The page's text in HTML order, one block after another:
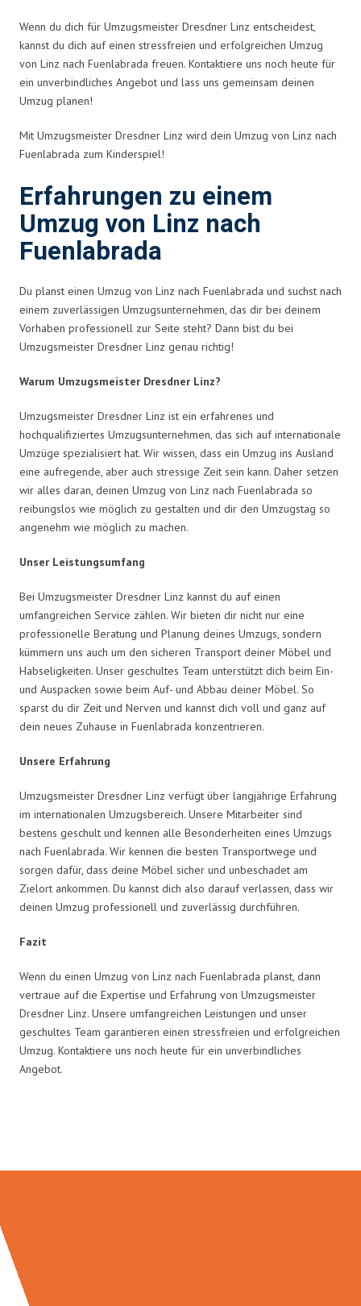
Wenn du dich für Umzugsmeister Dresdner Linz entscheidest,
kannst du dich auf einen stressfreien und erfolgreichen Umzug
von Linz nach Fuenlabrada freuen. Kontaktiere uns noch heute für
ein unverbindliches Angebot und lass uns gemeinsam deinen
Umzug planen!
Mit Umzugsmeister Dresdner Linz wird dein Umzug von Linz nach
Fuenlabrada zum Kinderspiel!
Erfahrungen zu einem
Umzug von Linz nach
Fuenlabrada
Du planst einen Umzug von Linz nach Fuenlabrada und suchst nach
einem zuverlässigen Umzugsunternehmen, das dir bei deinem
Vorhaben professionell zur Seite steht? Dann bist du bei
Umzugsmeister Dresdner Linz genau richtig!
Warum Umzugsmeister Dresdner Linz?
Umzugsmeister Dresdner Linz ist ein erfahrenes und
hochqualifiziertes Umzugsunternehmen, das sich auf internationale
Umzüge spezialisiert hat. Wir wissen, dass ein Umzug ins Ausland
eine aufregende, aber auch stressige Zeit sein kann. Daher setzen
wir alles daran, deinen Umzug von Linz nach Fuenlabrada so
reibungslos wie möglich zu gestalten und dir den Umzugstag so
angenehm wie möglich zu machen.
Unser Leistungsumfang
Bei Umzugsmeister Dresdner Linz kannst du auf einen
umfangreichen Service zählen. Wir bieten dir nicht nur eine
professionelle Beratung und Planung deines Umzugs, sondern
kümmern uns auch um den sicheren Transport deiner Möbel und
Habseligkeiten. Unser geschultes Team unterstützt dich beim Ein-
und Auspacken sowie beim Auf- und Abbau deiner Möbel. So
sparst du dir Zeit und Nerven und kannst dich voll und ganz auf
dein neues Zuhause in Fuenlabrada konzentrieren.
Unsere Erfahrung
Umzugsmeister Dresdner Linz verfügt über langjährige Erfahrung
im internationalen Umzugsbereich. Unsere Mitarbeiter sind
bestens geschult und kennen alle Besonderheiten eines Umzugs
nach Fuenlabrada. Wir kennen die besten Transportwege und
sorgen dafür, dass deine Möbel sicher und unbeschadet am
Zielort ankommen. Du kannst dich also darauf verlassen, dass wir
deinen Umzug professionell und zuverlässig durchführen.
Fazit
Wenn du einen Umzug von Linz nach Fuenlabrada planst, dann
vertraue auf die Expertise und Erfahrung von Umzugsmeister
Dresdner Linz. Unsere umfangreichen Leistungen und unser
geschultes Team garantieren einen stressfreien und erfolgreichen
Umzug. Kontaktiere uns noch heute für ein unverbindliches
Angebot.